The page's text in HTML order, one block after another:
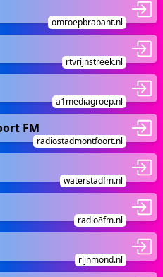
omroepbrabant.nl
rtvrijnstreek.nl
a1mediagroep.nl
FM
radiostadmontfoort.nl
waterstadfm.nl
radio8fm.nl
rijnmond.nl